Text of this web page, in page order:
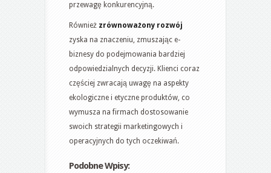
przewagę konkurencyjną.
Również zrównoważony rozwój
zyska na znaczeniu, zmuszając e-
biznesy do podejmowania bardziej
odpowiedzialnych decyzji. Klienci coraz
częściej zwracają uwagę na aspekty
ekologiczne i etyczne produktów, co
wymusza na firmach dostosowanie
swoich strategii marketingowych i
operacyjnych do tych oczekiwań.
Podobne Wpisy: